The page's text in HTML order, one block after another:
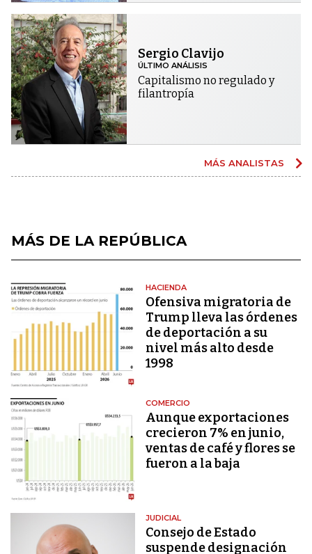
Sergio Clavijo
ÚLTIMO ANÁLISIS
Capitalismo no regulado y
filantropía
MÁS ANALISTAS
MÁS DE LA REPÚBLICA
HACIENDA
Ofensiva migratoria de
Trump lleva las órdenes
de deportación a su
nivel más alto desde
1998
COMERCIO
Aunque exportaciones
crecieron 7% en junio,
ventas de café y flores se
fueron a la baja
JUDICIAL
Consejo de Estado
suspende designación